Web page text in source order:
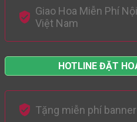
Giao Hoa Miễn Phí
Việt Nam
HOTLINE ĐẶT
Tặng miễn phí